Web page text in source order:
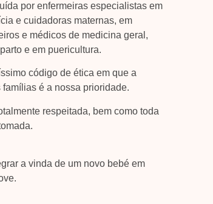
por enfermeiras especialistas em
e cuidadoras maternas, em
e médicos de medicina geral,
e em puericultura.
código de ética em que a
é a nossa prioridade.
respeitada, bem como toda
a vinda de um novo bebé em